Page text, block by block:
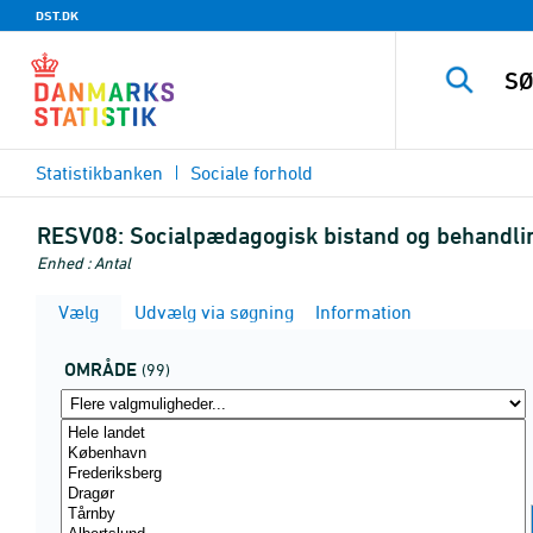
DST.DK
Statistikbanken Sociale forhold
RESV08: Socialpædagogisk bistand og
Enhed : Antal
Vælg Udvælg via søgning Information
OMRÅDE (99)